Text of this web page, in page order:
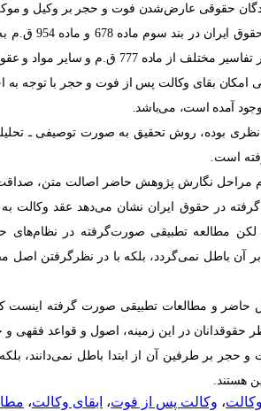
حقوقی عارض‌شدن فوت و حجر بر وکیل و
اجماع
وکالت می‌دانند، البته بنا بر
بقای وکالت پس از فوت و حجر با توجه به
آمده است، می‌باشد.
نظری بوده، ‌روش تحقیق به صورت توصیفی ـ
است.
مراحل نگارش پژوهش حاضر اصالت متن،
در حقوق ایران نشان می‌دهد عقد وکالت
مطالعه تطبیقی صورت‌گرفته در نظام‌های
باطل نمی‌گردد، بلکه با در نظرگرفتن اصل
حاضر و مطالعات تطبیقی صورت گرفته
حقوقدانان در این زمینه، اصول و قواعد
بر طرفین آن از ابتدا باطل نمی‌دانند،
هستند.
، وکالت پس از فوت، ابقای وکالت،